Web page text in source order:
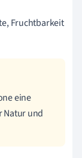
Fruchtbarkeit
eine
Natur und